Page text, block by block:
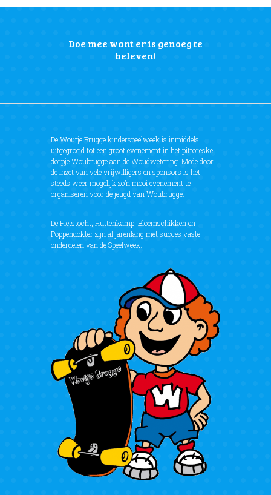
Doe mee want er is genoeg te
beleven!
De Woutje Brugge kinderspeelweek is inmiddels
uitgegroeid tot een groot evenement in het pittoreske
dorpje Woubrugge aan de Woudwetering. Mede door
de inzet van vele vrijwilligers en sponsors is het
steeds weer mogelijk zo’n mooi evenement te
organiseren voor de jeugd van Woubrugge.
De Fietstocht, Huttenkamp, Bloemschikken en
Poppendokter zijn al jarenlang met succes vaste
onderdelen van de Speelweek.